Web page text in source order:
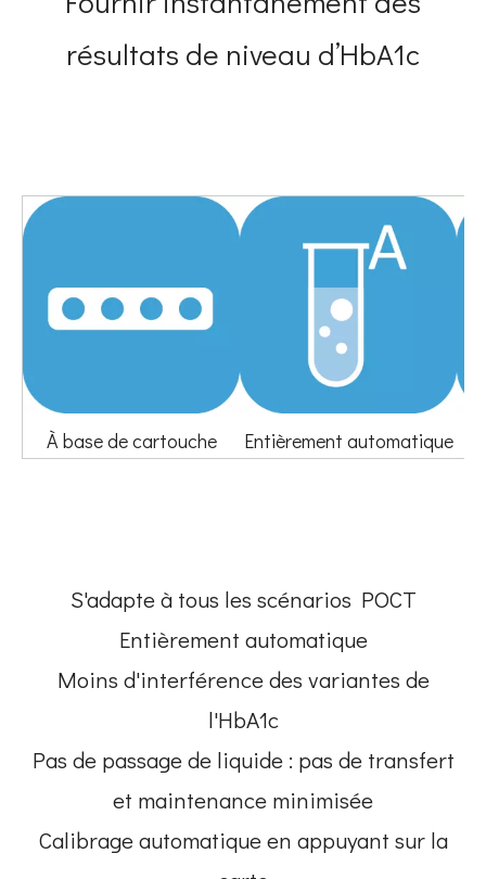
résultats de niveau d’HbA1c
À base de cartouche Entièrement automatique
S'adapte à tous les scénarios POCT
Entièrement automatique
Moins d'interférence des variantes de
l'HbA1c
Pas de passage de liquide : pas de transfert
et maintenance minimisée
Calibrage automatique en appuyant sur la